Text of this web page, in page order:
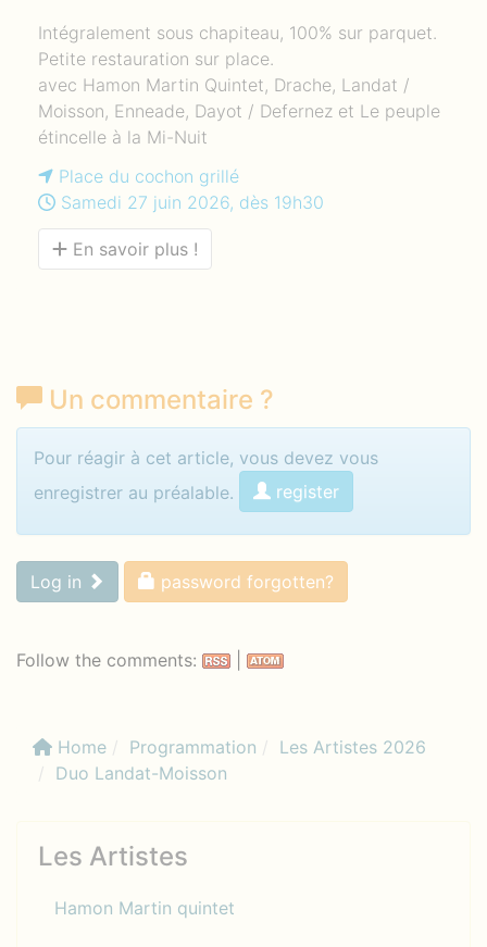
Intégralement sous chapiteau, 100% sur parquet.
Petite restauration sur place.
avec Hamon Martin Quintet, Drache, Landat /
Moisson, Enneade, Dayot / Defernez et Le peuple
étincelle à la Mi-Nuit
Place du cochon grillé
Samedi 27 juin 2026, dès 19h30
En savoir plus !
Un commentaire ?
Identifiez-vous pour commenter
Pour réagir à cet article, vous devez vous
enregistrer au préalable.
register
Log in password forgotten?
Follow the comments:
Home Programmation
Les Artistes 2026
Duo Landat-Moisson
Les Artistes
Hamon Martin quintet